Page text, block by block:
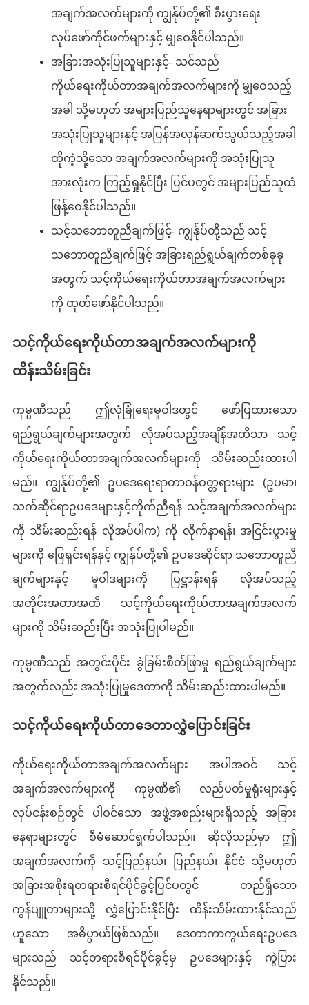
အချက်အလက်များကို ကျွန်ုပ်တို့၏ စီးပွားရေး
လုပ်ဖော်ကိုင်ဖက်များနှင့် မျှဝေနိုင်ပါသည်။
အခြားအသုံးပြုသူများနှင့်- သင်သည်
ကိုယ်ရေးကိုယ်တာအချက်အလက်များကို မျှဝေသည့်
အခါ သို့မဟုတ် အများပြည်သူနေရာများတွင် အခြား
အသုံးပြုသူများနှင့် အပြန်အလှန်ဆက်သွယ်သည့်အခါ
ထိုကဲ့သို့သော အချက်အလက်များကို အသုံးပြုသူ
အားလုံးက ကြည့်ရှုနိုင်ပြီး ပြင်ပတွင် အများပြည်သူထံ
ဖြန့်ဝေနိုင်ပါသည်။
သင့်သဘောတူညီချက်ဖြင့်- ကျွန်ုပ်တို့သည် သင့်
သဘောတူညီချက်ဖြင့် အခြားရည်ရွယ်ချက်တစ်ခုခု
အတွက် သင့်ကိုယ်ရေးကိုယ်တာအချက်အလက်များ
ကို ထုတ်ဖော်နိုင်ပါသည်။
သင့်ကိုယ်ရေးကိုယ်တာအချက်အလက်များကို
ထိန်းသိမ်းခြင်း
ကုမ္ပဏီသည် ဤလုံခြုံရေးမူဝါဒတွင် ဖော်ပြထားသော
ရည်ရွယ်ချက်များအတွက် လိုအပ်သည့်အချိန်အထိသာ သင့်
ကိုယ်ရေးကိုယ်တာအချက်အလက်များကို သိမ်းဆည်းထားပါ
မည်။ ကျွန်ုပ်တို့၏ ဥပဒေရေးရာတာဝန်ဝတ္တရားများ (ဥပမာ၊
သက်ဆိုင်ရာဥပဒေများနှင့်ကိုက်ညီရန် သင့်အချက်အလက်များ
ကို သိမ်းဆည်းရန် လိုအပ်ပါက) ကို လိုက်နာရန်၊ အငြင်းပွားမှု
များကို ဖြေရှင်းရန်နှင့် ကျွန်ုပ်တို့၏ ဥပဒေဆိုင်ရာ သဘောတူညီ
ချက်များနှင့် မူဝါဒများကို ပြဋ္ဌာန်းရန် လိုအပ်သည့်
အတိုင်းအတာအထိ သင့်ကိုယ်ရေးကိုယ်တာအချက်အလက်
များကို သိမ်းဆည်းပြီး အသုံးပြုပါမည်။
ကုမ္ပဏီသည် အတွင်းပိုင်း ခွဲခြမ်းစိတ်ဖြာမှု ရည်ရွယ်ချက်များ
အတွက်လည်း အသုံးပြုမှုဒေတာကို သိမ်းဆည်းထားပါမည်။
သင့်ကိုယ်ရေးကိုယ်တာဒေတာလွှဲပြောင်းခြင်း
ကိုယ်ရေးကိုယ်တာအချက်အလက်များ အပါအဝင် သင့်
အချက်အလက်များကို ကုမ္ပဏီ၏ လည်ပတ်မှုရုံးများနှင့်
လုပ်ငန်းစဉ်တွင် ပါဝင်သော အဖွဲ့အစည်းများရှိသည့် အခြား
နေရာများတွင် စီမံဆောင်ရွက်ပါသည်။ ဆိုလိုသည်မှာ ဤ
အချက်အလက်ကို သင့်ပြည်နယ်၊ ပြည်နယ်၊ နိုင်ငံ သို့မဟုတ်
အခြားအစိုးရတရားစီရင်ပိုင်ခွင့်ပြင်ပတွင် တည်ရှိသော
ကွန်ပျူတာများသို့ လွှဲပြောင်းနိုင်ပြီး ထိန်းသိမ်းထားနိုင်သည်
ဟူသော အဓိပ္ပာယ်ဖြစ်သည်။ ဒေတာကာကွယ်ရေးဥပဒေ
များသည် သင့်တရားစီရင်ပိုင်ခွင့်မှ ဥပဒေများနှင့် ကွဲပြား
နိုင်သည်။